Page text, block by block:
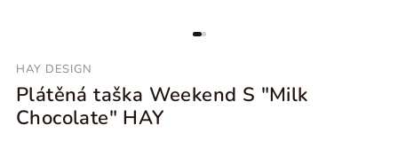
HAY DESIGN
Plátěná taška Weekend S "Milk
Chocolate" HAY